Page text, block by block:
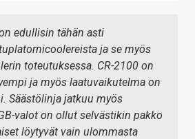
edullisin tähän asti
ja se myös
toteutuksessa. CR-2100 on
ja myös laatuvaikutelma on
Säästölinja jatkuu myös
valot on ollut selvästikin pakko
löytyvät vain ulommasta